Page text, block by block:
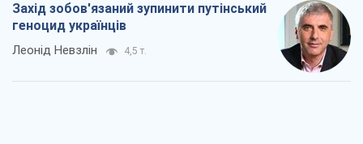
Захід зобов'язаний зупинити путінський
геноцид українців
Леонід Невзлін 4,5 т.